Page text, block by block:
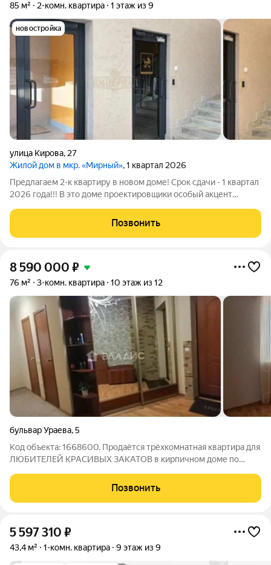
85 м² 2-комн. квартира 1 этаж из 9
новостройка
улица Кирова, 27
Жилой дом в мкр. «Мирный», 1 квартал 2026
Предлагаем 2-к квартиру в новом доме! Срок сдачи - 1 квартал
2026 года!!! В это доме проектировщики особый акцент
улучшили звукоизоляцию квартир! Потолки 2,7 метра Для
людей с ограниченными
Позвонить
8 590 000 ₽
76 м² 3-комн. квартира 10 этаж из 12
бульвар Ураева,5
Код объекта: 1668600. Продаётся трёхкомнатная квартира для
ЛЮБИТЕЛЕЙ КРАСИВЫХ ЗАКАТОВ в кирпичном доме по
для тех, кто ищет комфортное жильё в современном доме с
качественными
Позвонить
5 597 310 ₽
43,4 м² 1-комн. квартира 9 этаж из 9